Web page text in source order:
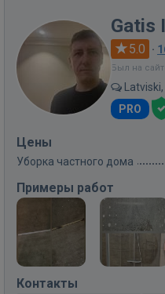
Gatis
5.0 ·
Был на
PRO
Цены
Уборка частного дома
Примеры работ
Контакты